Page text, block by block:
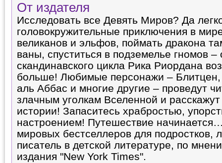
От издателя
Исследовать все Девять Миров? Да
головокружительные приключения в
великанов и эльфов, поймать дракона
ваны, спуститься в подземелье гномов –
скандинавского цикла Рика Риордана
больше! Любимые персонажи –
аль Аббас и многие другие – проведут
злачным уголкам Вселенной и
истории! Запаситесь храбростью,
настроением! Путешествие
мировых бестселлеров для подростков,
писатель в детской литературе, по
издания "New York Times".